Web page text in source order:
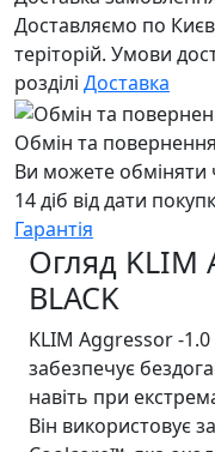
Доставляємо по
теріторій. Умови
розділі Доставка
Обмін та повернення
Ви можете обміняти
14 діб від дати
Гарантія
Огляд KLIM
BLACK
KLIM Aggressor -
забезпечує
навіть при
Він використовує